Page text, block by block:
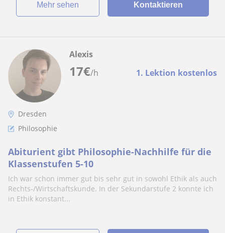
Mehr sehen Kontaktieren
17€/h 1. Lektion kostenlos
Alexis
Dresden
Philosophie
Abiturient gibt Philosophie-Nachhilfe für die
Klassenstufen 5-10
Ich war schon immer gut bis sehr gut in sowohl Ethik als auch
Rechts-/Wirtschaftskunde. In der Sekundarstufe 2 konnte ich
in Ethik konstant...